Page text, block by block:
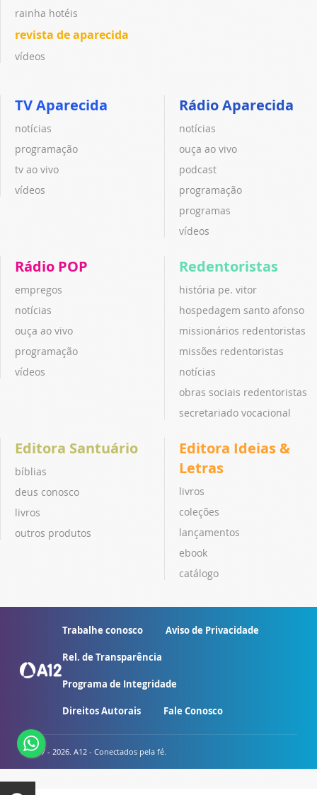
rainha hotéis
revista de aparecida
vídeos
TV Aparecida
notícias
programação
tv ao vivo
vídeos
Rádio Aparecida
notícias
ouça ao vivo
podcast
programação
programas
vídeos
Rádio POP
empregos
notícias
ouça ao vivo
programação
vídeos
Redentoristas
história pe. vitor
hospedagem santo afonso
missionários redentoristas
missões redentoristas
notícias
obras sociais redentoristas
secretariado vocacional
Editora Santuário
bíblias
deus conosco
livros
outros produtos
Editora Ideias &
Letras
livros
coleções
lançamentos
ebook
catálogo
Trabalhe conosco Aviso de Privacidade
Rel. de Transparência
Programa de Integridade
Direitos Autorais Fale Conosco
© 2007 - 2026. A12 - Conectados pela fé.